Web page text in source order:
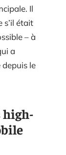
Il
s’il était
– à
a
le
high-